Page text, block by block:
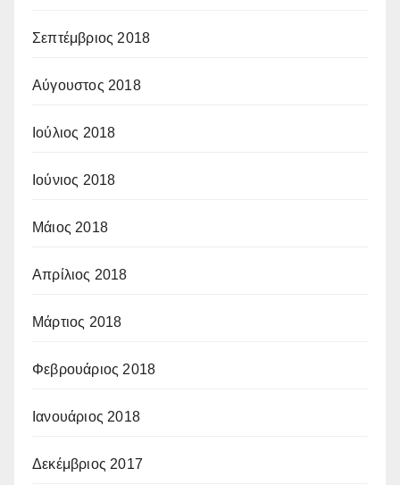
Σεπτέμβριος 2018
Αύγουστος 2018
Ιούλιος 2018
Ιούνιος 2018
Μάιος 2018
Απρίλιος 2018
Μάρτιος 2018
Φεβρουάριος 2018
Ιανουάριος 2018
Δεκέμβριος 2017